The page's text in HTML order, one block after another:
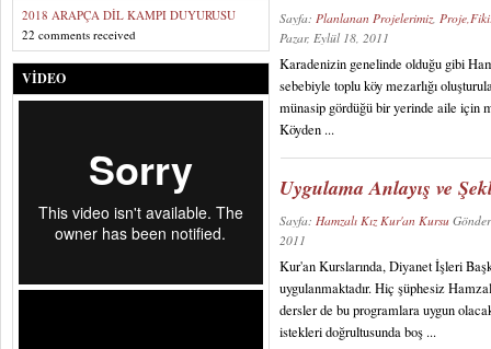
2018 ARAPÇA DİL KAMPI DUYURUSU
22 comments received
VIDEO
Sayfa:Planlanan Projelerimiz,
Pazar, Eylül 18, 2011
Karadenizin genelinde olduğu gibi
sebebiyle toplu köy mezarlığı
münasip gördüğü bir yerinde aile için
Köyden ...
Uygulama Anlayış ve
Sayfa: Hamzalı Kız Kur'an Kursu
2011
Kur'an Kurslarında, Diyanet İşleri
uygulanmaktadır. Hiç şüphesiz
dersler de bu programlara uygun
istekleri doğrultusunda boş ...